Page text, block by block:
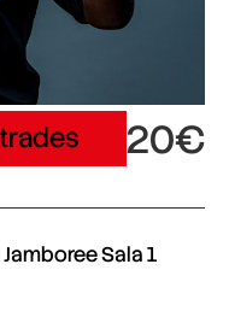
20€
Jamboree Sala 1